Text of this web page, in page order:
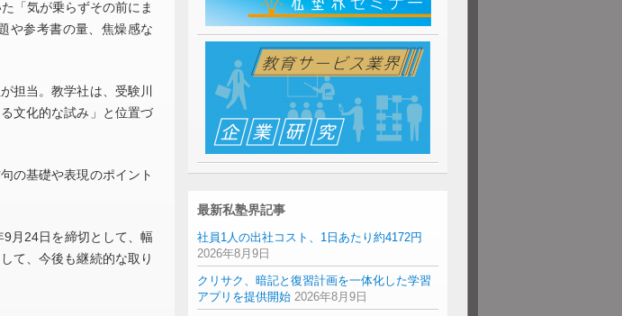
「気が乗らずその前にま
や参考書の量、焦燥感な
担当。教学社は、受験川
文化的な試み」と位置づ
の基礎や表現のポイント
月24日を締切として、幅
て、今後も継続的な取り
最新私塾界記事
社員1人の出社コスト、1日あたり約4172円
2026年8月9日
クリサク、暗記と復習計画を一体化した学習
アプリを提供開始 2026年8月9日